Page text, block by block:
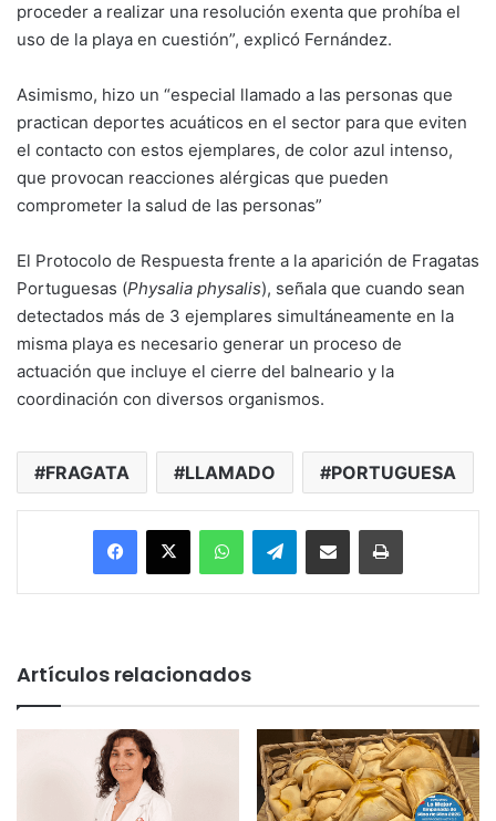
proceder a realizar una resolución exenta que prohíba el
uso de la playa en cuestión”, explicó Fernández.
Asimismo, hizo un “especial llamado a las personas que
practican deportes acuáticos en el sector para que eviten
el contacto con estos ejemplares, de color azul intenso,
que provocan reacciones alérgicas que pueden
comprometer la salud de las personas”
El Protocolo de Respuesta frente a la aparición de Fragatas
Portuguesas (Physalia physalis), señala que cuando sean
detectados más de 3 ejemplares simultáneamente en la
misma playa es necesario generar un proceso de
actuación que incluye el cierre del balneario y la
coordinación con diversos organismos.
FRAGATA LLAMADO PORTUGUESA
Facebook
X WhatsAppTelegramEnviar vía email Imprimir
Artículos relacionados